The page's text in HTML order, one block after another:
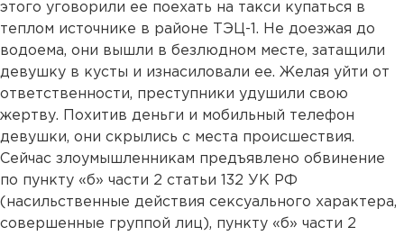
этого уговорили ее поехать на такси купаться в
теплом источнике в районе ТЭЦ-1. Не доезжая до
водоема, они вышли в безлюдном месте, затащили
девушку в кусты и изнасиловали ее. Желая уйти от
ответственности, преступники удушили свою
жертву. Похитив деньги и мобильный телефон
девушки, они скрылись с места происшествия.
Сейчас злоумышленникам предъявлено обвинение
по пункту «б» части 2 статьи 132 УК РФ
(насильственные действия сексуального характера,
совершенные группой лиц), пункту «б» части 2